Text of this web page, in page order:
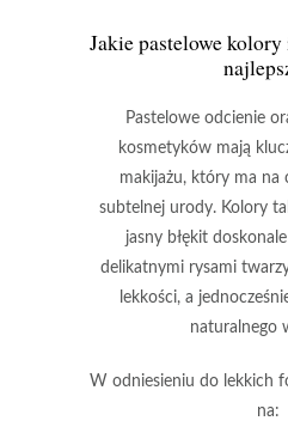
Jakie pastelowe
Pastelowe odcienie
kosmetyków mają
makijażu, który ma na
subtelnej urody. Kolory
jasny błękit
delikatnymi rysami
lekkości, a
naturalnego
W odniesieniu do lekkich
na: